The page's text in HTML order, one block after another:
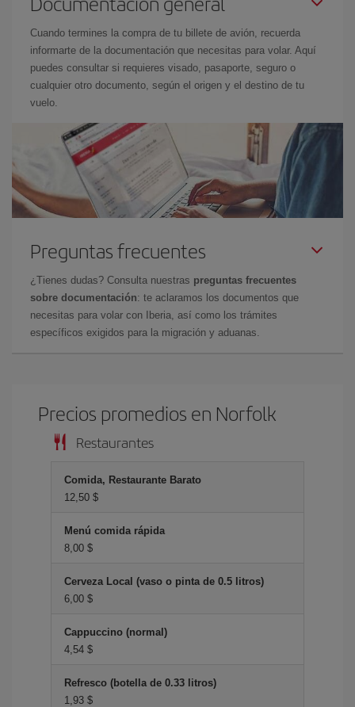
Cuando termines la compra de tu billete de avión, recuerda
informarte de la documentación que necesitas para volar. Aquí
puedes consultar si requieres visado, pasaporte, seguro o
cualquier otro documento, según el origen y el destino de tu
vuelo.
Preguntas frecuentes
¿Tienes dudas? Consulta nuestras preguntas frecuentes
sobre documentación: te aclaramos los documentos que
necesitas para volar con Iberia, así como los trámites
específicos exigidos para la migración y aduanas.
Precios promedios en Norfolk
Restaurantes
Comida, Restaurante Barato
12,50 $
Menú comida rápida
8,00 $
Cerveza Local (vaso o pinta de 0.5 litros)
6,00 $
Cappuccino (normal)
4,54 $
Refresco (botella de 0.33 litros)
1,93 $